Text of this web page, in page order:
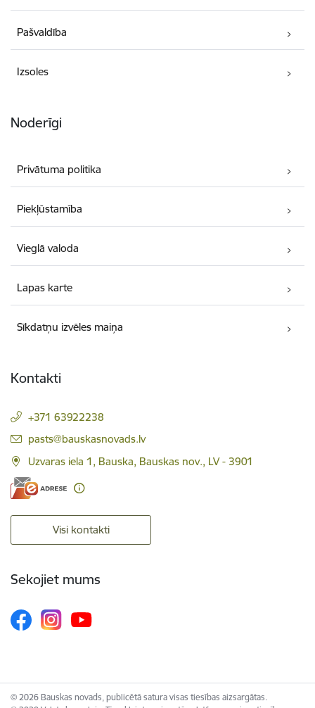
Pašvaldība
Izsoles
Noderīgi
Privātuma politika
Piekļūstamība
Vieglā valoda
Lapas karte
Sīkdatņu izvēles maiņa
Kontakti
+371 63922238
E-pasts:
pasts@bauskasnovads.lv
Uzvaras iela 1, Bauska, Bauskas nov., LV - 3901
Visi kontakti
Sekojiet mums
© 2026 Bauskas novads, publicētā satura visas tiesības aizsargātas.